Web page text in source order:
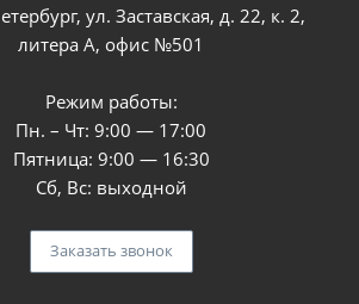
ул. Заставская, д. 22, к. 2,
литера А, офис №501
Режим работы:
Пн. – Чт: 9:00 — 17:00
Пятница: 9:00 — 16:30
Сб, Вс: выходной
Заказать звонок